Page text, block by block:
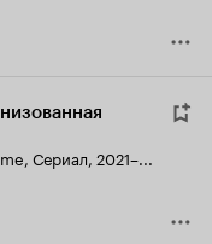
, Сериал, 2021–...